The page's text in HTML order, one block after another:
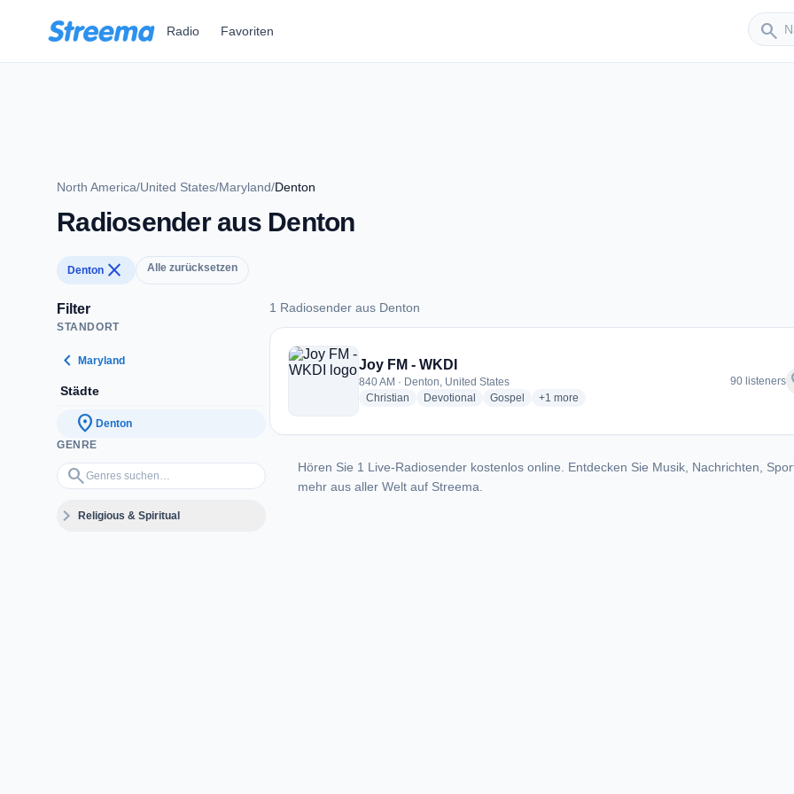
Radio Favoriten search
Sender
North America/United States/Maryland/Denton
Radiosender aus Denton
Denton close Alle zurücksetzen
Filter
STANDORT
chevron_left Maryland
Städte
location_on Denton
GENRE
search
Genres suchen…
expand_moreReligious & Spiritual
1 Radiosender aus Denton
1 Radiosender aus Denton
Joy FM - WKDI
840 AM · Denton, United States
Christian radio stations
Devotional radio stations
Gospel radio stations
+1 more genres for Joy FM - WKDI
more
90 listeners
Hören Sie 1 Live-Radiosender kostenlos online. Entdecken Sie Musik, Nachrichten,
mehr aus aller Welt auf Streema.